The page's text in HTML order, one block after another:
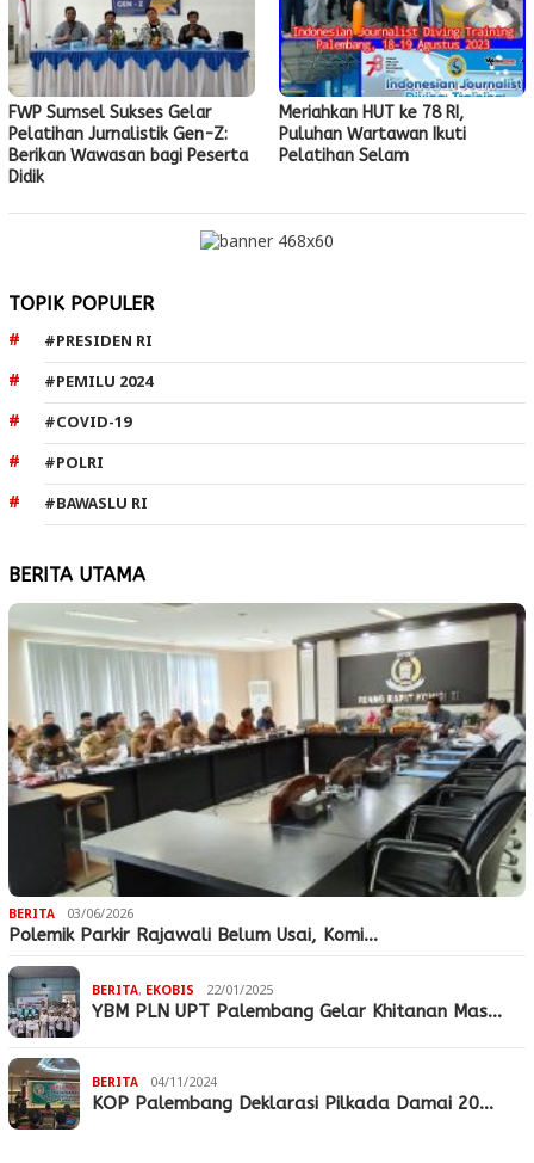
FWP Sumsel Sukses Gelar
Pelatihan Jurnalistik Gen-Z:
Berikan Wawasan bagi Peserta
Didik
Meriahkan HUT ke 78 RI,
Puluhan Wartawan Ikuti
Pelatihan Selam
TOPIK POPULER
#PRESIDEN RI
#PEMILU 2024
#COVID-19
#POLRI
#BAWASLU RI
BERITA UTAMA
BERITA 03/06/2026
Polemik Parkir Rajawali Belum Usai, Komi…
BERITA, EKOBIS 22/01/2025
YBM PLN UPT Palembang Gelar Khitanan Mas…
BERITA 04/11/2024
KOP Palembang Deklarasi Pilkada Damai 20…